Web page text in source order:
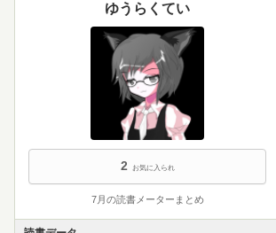
ゆうらくてい
2 お気に入られ
7月の読書メーターまとめ